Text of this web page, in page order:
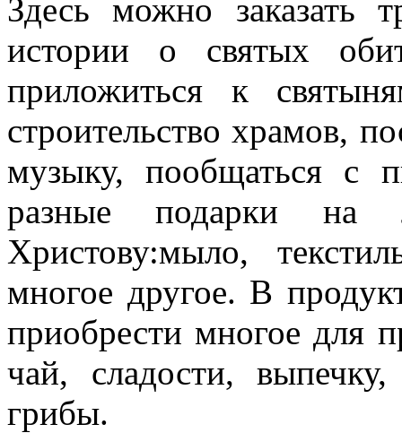
Здесь можно заказать
истории о святых
приложиться к
строительство храмов,
музыку, пообщаться с
разные подарки на
Христову:мыло,
многое другое. В
приобрести многое для
чай, сладости,
грибы.